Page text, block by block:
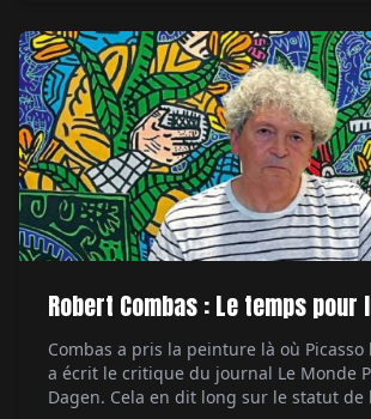
Robert Combas : Le temps pour
Combas a pris la peinture là où Picasso
a écrit le critique du journal Le Monde
Dagen. Cela en dit long sur le statut de